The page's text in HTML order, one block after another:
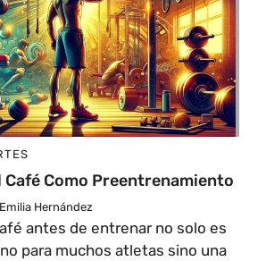
Café Como Preentrenamiento
Emilia Hernández
antes de entrenar no solo es
para muchos atletas sino una